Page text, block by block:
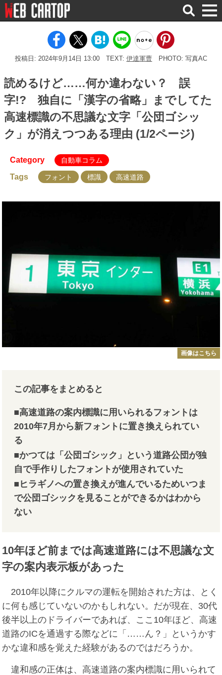
検
索
投稿日: 2024年9月14日 13:00 TEXT: 伊達軍曹 PHOTO: 写真AC
読めるけど……何か違わない？ 誤
字!? 独自に「漢字の省略」までしてた
高速標識の不思議な文字「公団ゴシッ
ク」が消えつつある理由 (1/2ページ)
Category 自動車コラム
Tags フォント 標識 高速道路
画像はこちら
この記事をまとめると
■高速道路の案内標識に用いられるフォントは
2010年7月から新フォントに置き換えられてい
る
■かつては「公団ゴシック」という道路公団が独
自で手作りしたフォントが使用されていた
■ヒラギノへの置き換えが進んでいるためいつま
で公団ゴシックを見ることができるかはわから
ない
10年ほど前までは高速道路には不思議な文
字の案内表示板があった
2010年以降にクルマの運転を開始された方は、とく
に何も感じていないのかもしれない。だが現在、30代
後半以上のドライバーであれば、ここ10年ほど、高速
道路のICを通過する際などに「……ん？」というかす
かな違和感を覚えた経験があるのではだろうか。
違和感の正体は、高速道路の案内標識に用いられて